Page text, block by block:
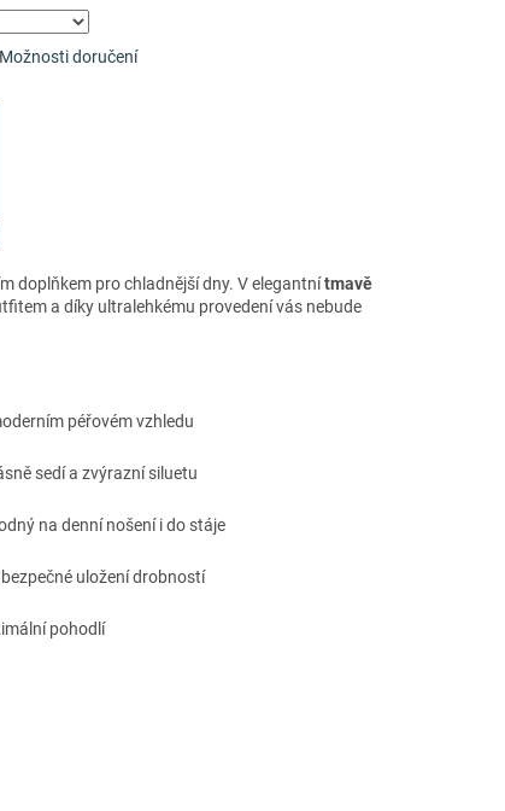
Možnosti doručení
do košíku
doplňkem pro chladnější dny. V elegantnítmavě
a díky ultralehkému provedení vás nebude
péřovém vzhledu
sedí a zvýrazní siluetu
na denní nošení i do stáje
uložení drobností
pohodlí